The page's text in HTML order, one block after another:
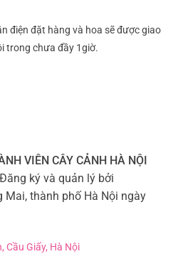
điện đặt hàng và hoa sẽ được giao
trong chưa đầy 1giờ.
VIÊN CÂY CẢNH HÀ NỘI
ký và quản lý bởi
Mai, thành phố Hà Nội ngày
Cầu Giấy, Hà Nội